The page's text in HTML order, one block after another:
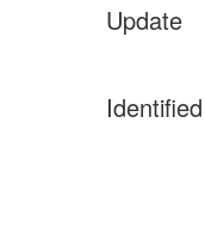
Update
Identified